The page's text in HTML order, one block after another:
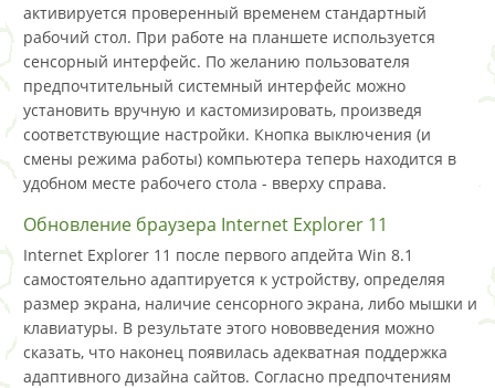
активируется проверенный временем стандартный
рабочий стол. При работе на планшете используется
сенсорный интерфейс. По желанию пользователя
предпочтительный системный интерфейс можно
установить вручную и кастомизировать, произведя
соответствующие настройки. Кнопка выключения (и
смены режима работы) компьютера теперь находится в
удобном месте рабочего стола - вверху справа.
Обновление браузера Internet Explorer 11
Internet Explorer 11 после первого апдейта Win 8.1
самостоятельно адаптируется к устройству, определяя
размер экрана, наличие сенсорного экрана, либо мышки и
клавиатуры. В результате этого нововведения можно
сказать, что наконец появилась адекватная поддержка
адаптивного дизайна сайтов. Согласно предпочтениям